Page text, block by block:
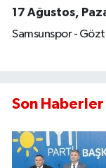
17 Ağustos,
Samsunspor -
Son Haberler